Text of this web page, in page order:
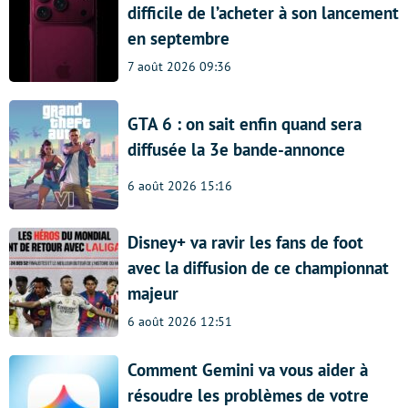
difficile de l’acheter à son lancement
en septembre
7 août 2026 09:36
GTA 6 : on sait enfin quand sera
diffusée la 3e bande-annonce
6 août 2026 15:16
Disney+ va ravir les fans de foot
avec la diffusion de ce championnat
majeur
6 août 2026 12:51
Comment Gemini va vous aider à
résoudre les problèmes de votre